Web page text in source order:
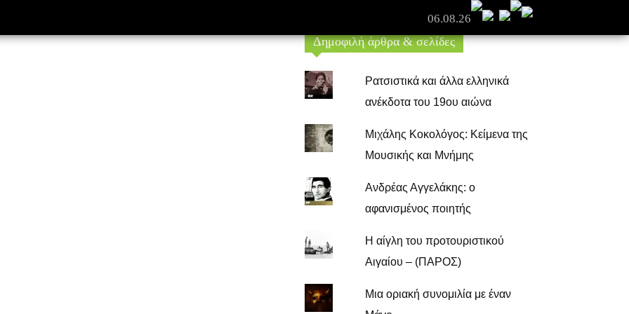
06.08.26
Δημοφιλή άρθρα & σελίδες
Ρατσιστικά και άλλα ελληνικά
ανέκδοτα του 19ου αιώνα
Μιχάλης Κοκολόγος: Κείμενα της
Μουσικής και Μνήμης
Ανδρέας Αγγελάκης: ο
αφανισμένος ποιητής
Η αίγλη του προτουριστικού
Αιγαίου – (ΠΑΡΟΣ)
Μια οριακή συνομιλία με έναν